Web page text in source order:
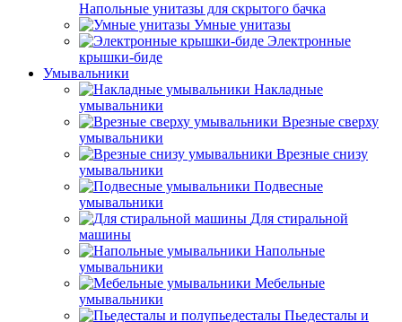
Напольные унитазы для скрытого бачка
Умные унитазы
Электронные
крышки-биде
Умывальники
Накладные
умывальники
Врезные сверху
умывальники
Врезные снизу
умывальники
Подвесные
умывальники
Для стиральной
машины
Напольные
умывальники
Мебельные
умывальники
Пьедесталы и